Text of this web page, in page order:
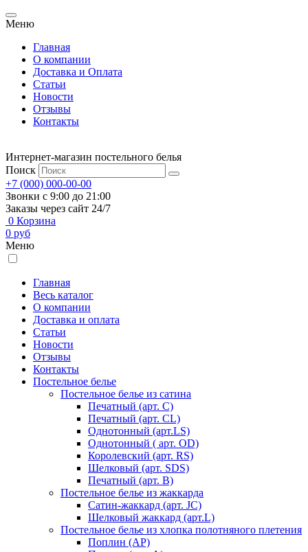
Меню
Главная
О компании
Доставка и Оплата
Статьи
Новости
Отзывы
Контакты
Интернет-магазин постельного белья
Поиск
+7 (000) 000-00-00
Звонки с 9:00 до 21:00
Заказы через сайт 24/7
0 Корзина
0 руб
Меню
Главная
Весь каталог
О компании
Доставка и оплата
Статьи
Новости
Отзывы
Контакты
Постельное белье
Постельное белье из сатина
Печатный (арт. С)
Печатный (арт. СL)
Однотонный (арт.LS)
Однотонный ( арт. OD)
Королевский (арт. RS)
Шелковый (арт. SDS)
Печатный (арт. В)
Постельное белье из жаккарда
Сатин-жаккард (арт. JC)
Шелковый жаккард (арт.L)
Постельное белье из хлопка полотняного плетения
Поплин (AP)